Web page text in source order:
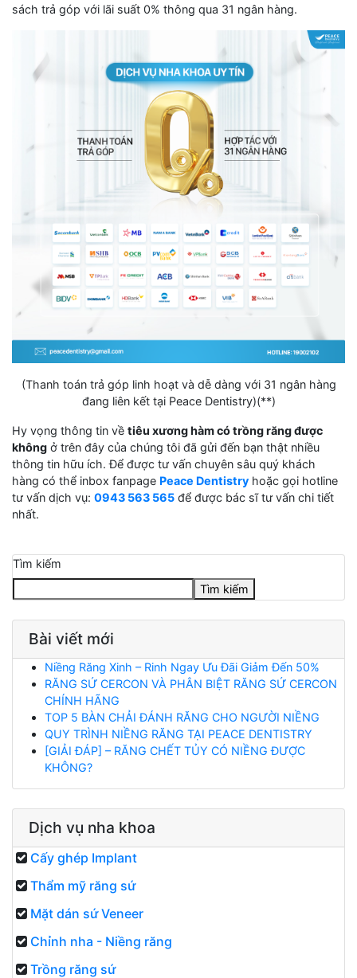
sách trả góp với lãi suất 0% thông qua 31 ngân hàng.
(Thanh toán trả góp linh hoạt và dễ dàng với 31 ngân hàng
đang liên kết tại Peace Dentistry)(**)
Hy vọng thông tin về tiêu xương hàm có trồng răng được
không ở trên đây của chúng tôi đã gửi đến bạn thật nhiều
thông tin hữu ích. Để được tư vấn chuyên sâu quý khách
hàng có thể inbox fanpage Peace Dentistry hoặc gọi hotline
tư vấn dịch vụ: 0943 563 565 để được bác sĩ tư vấn chi tiết
nhất.
Tìm kiếm
Tìm kiếm
Bài viết mới
Niềng Răng Xinh – Rinh Ngay Ưu Đãi Giảm Đến 50%
RĂNG SỨ CERCON VÀ PHÂN BIỆT RĂNG SỨ CERCON
CHÍNH HÃNG
TOP 5 BÀN CHẢI ĐÁNH RĂNG CHO NGƯỜI NIỀNG
QUY TRÌNH NIỀNG RĂNG TẠI PEACE DENTISTRY
[GIẢI ĐÁP] – RĂNG CHẾT TỦY CÓ NIỀNG ĐƯỢC
KHÔNG?
Dịch vụ nha khoa
Cấy ghép Implant
Thẩm mỹ răng sứ
Mặt dán sứ Veneer
Chỉnh nha - Niềng răng
Trồng răng sứ